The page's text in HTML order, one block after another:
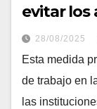
evitar los
28/08/2025
Esta medida
de trabajo en
las